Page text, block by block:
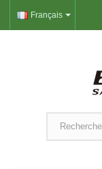
Français